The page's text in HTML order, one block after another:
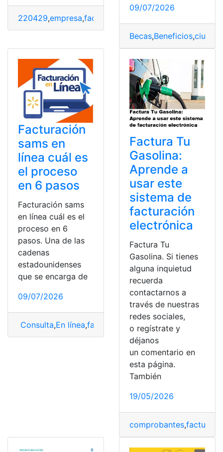
220429,empresa,facturación
09/07/2026
Becas,Beneficios,
Facturación
sams en
línea cuál es
el proceso
en 6 pasos
Facturación sams
en línea cuál es el
proceso en 6
pasos. Una de las
cadenas
estadounidenses
que se encarga de
09/07/2026
Consulta,En línea,facturación ,Facturación Sams
Factura Tu
Gasolina:
Aprende a
usar este
sistema de
facturación
electrónica
Factura Tu
Gasolina. Si tienes
alguna inquietud
recuerda
contactarnos a
través de nuestras
redes sociales,
o regístrate y
déjanos
un comentario en
esta página.
También
19/05/2026
comprobantes,factura